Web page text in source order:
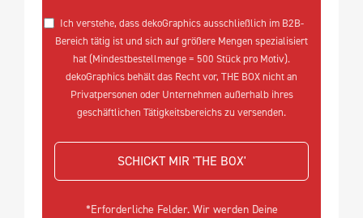
Ich verstehe, dass dekoGraphics ausschließlich im B2B-
Bereich tätig ist und sich auf größere Mengen spezialisiert
hat (Mindestbestellmenge = 500 Stück pro Motiv).
dekoGraphics behält das Recht vor, THE BOX nicht an
Privatpersonen oder Unternehmen außerhalb ihres
geschäftlichen Tätigkeitsbereichs zu versenden.
SCHICKT MIR 'THE BOX'
*Erforderliche Felder. Wir werden Deine